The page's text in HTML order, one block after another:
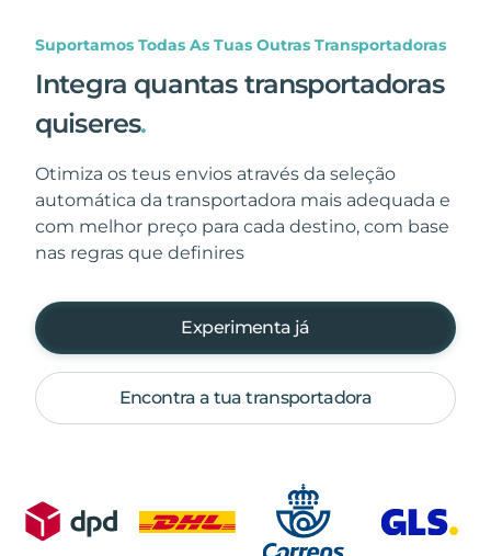
Suportamos Todas As Tuas Outras Transportadoras
Integra quantas transportadoras
quiseres.
Otimiza os teus envios através da seleção
automática da transportadora mais adequada e
com melhor preço para cada destino, com base
nas regras que definires
Experimenta já
Encontra a tua transportadora